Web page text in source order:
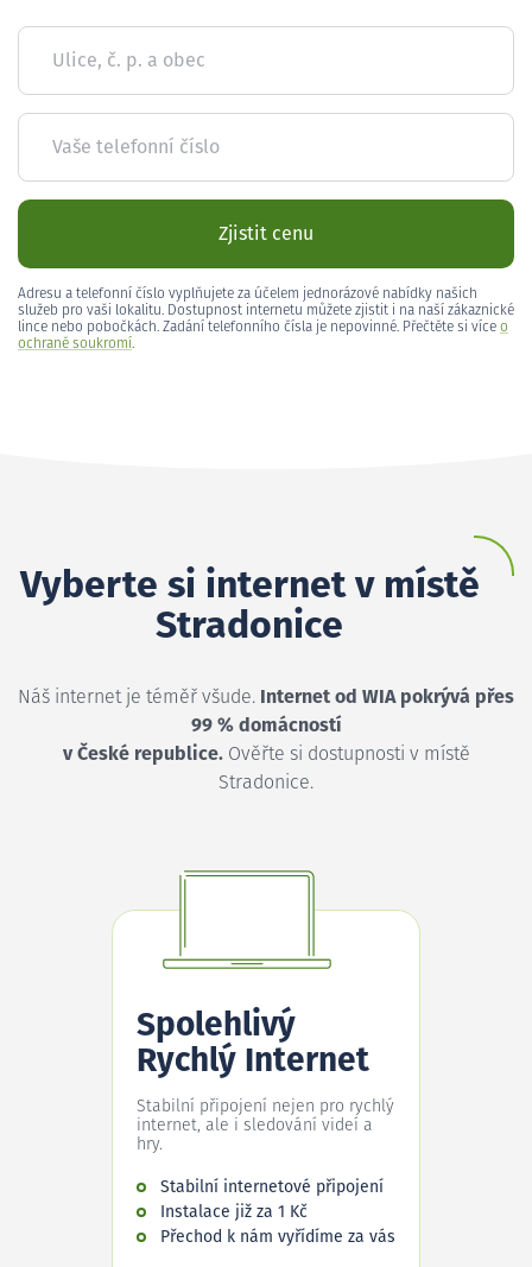
Ulice, č. p. a obec
Vaše telefonní číslo
Zjistit cenu
Adresu a telefonní číslo vyplňujete za účelem jednorázové nabídky našich
služeb pro vaši lokalitu. Dostupnost internetu můžete zjistit i na naší zákaznické
lince nebo pobočkách. Zadání telefonního čísla je nepovinné. Přečtěte si více o
ochraně soukromí.
Vyberte si internet v místě
Stradonice
Náš internet je téměř všude. Internet od WIA pokrývá přes
99 % domácností
v České republice.Ověřte si dostupnosti v místě
Stradonice.
Spolehlivý
Rychlý Internet
Stabilní připojení nejen pro rychlý
internet, ale i sledování videí a
hry.
Stabilní internetové připojení
Instalace již za 1 Kč
Přechod k nám vyřídíme za vás